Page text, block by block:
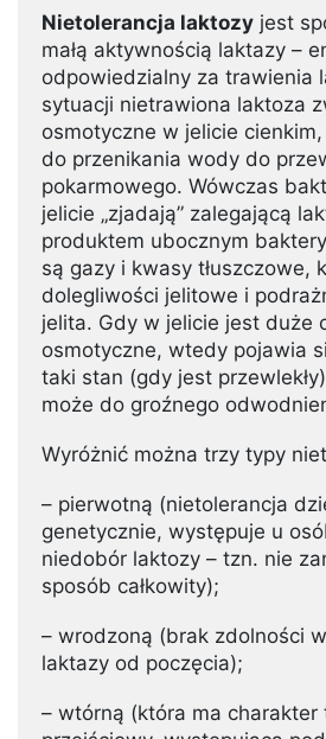
Nietolerancja laktozy jest
małą aktywnością laktazy –
odpowiedzialny za trawienia
sytuacji nietrawiona laktoza
osmotyczne w jelicie
do przenikania wody do
pokarmowego. Wówczas
jelicie „zjadają” zalegającą
produktem ubocznym
są gazy i kwasy tłuszczowe,
dolegliwości jelitowe i
jelita. Gdy w jelicie jest duże
osmotyczne, wtedy pojawia
taki stan (gdy jest
może do groźnego
Wyróżnić można trzy typy
– pierwotną (nietolerancja
genetycznie, występuje u
niedobór laktozy – tzn. nie
sposób całkowity);
– wrodzoną (brak zdolności
laktazy od poczęcia);
– wtórną (która ma charakter